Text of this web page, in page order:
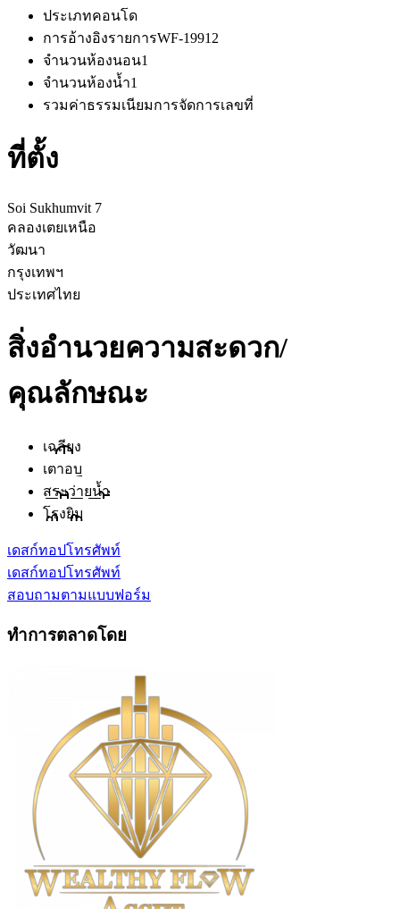
ประเภทคอนโด
การอ้างอิงรายการWF-19912
จำนวนห้องนอน1
จำนวนห้องน้ำ1
รวมค่าธรรมเนียมการจัดการเลขที่
ที่ตั้ง
Soi Sukhumvit 7
คลองเตยเหนือ
วัฒนา
กรุงเทพฯ
ประเทศไทย
สิ่งอำนวยความสะดวก/
คุณลักษณะ
เฉลียง
เตาอบ
สระว่ายน้ำ
โรงยิม
เดสก์ทอปโทรศัพท์
เดสก์ทอปโทรศัพท์
สอบถามตามแบบฟอร์ม
ทำการตลาดโดย